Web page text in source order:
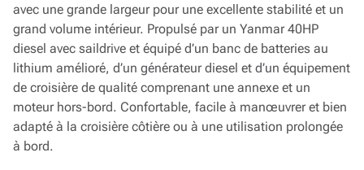
avec une grande largeur pour une excellente stabilité et un
grand volume intérieur. Propulsé par un Yanmar 40HP
diesel avec saildrive et équipé d’un banc de batteries au
lithium amélioré, d’un générateur diesel et d’un équipement
de croisière de qualité comprenant une annexe et un
moteur hors-bord. Confortable, facile à manœuvrer et bien
adapté à la croisière côtière ou à une utilisation prolongée
à bord.